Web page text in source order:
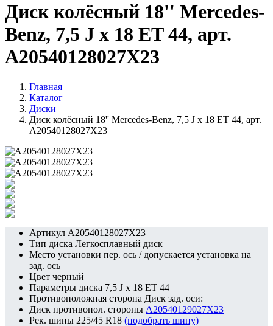
Диск колёсный 18'' Mercedes-
Benz, 7,5 J x 18 ET 44, арт.
A20540128027X23
Главная
Каталог
Диски
Диск колёсный 18'' Mercedes-Benz, 7,5 J x 18 ET 44, арт.
A20540128027X23
Артикул A20540128027X23
Тип диска Легкосплавный диск
Место установки пер. ось / допускается установка на
зад. ось
Цвет черный
Параметры диска 7,5 J x 18 ET 44
Противоположная сторона Диск зад. оси:
Диск противопол. стороны A20540129027X23
Рек. шины 225/45 R18 (подобрать шину)